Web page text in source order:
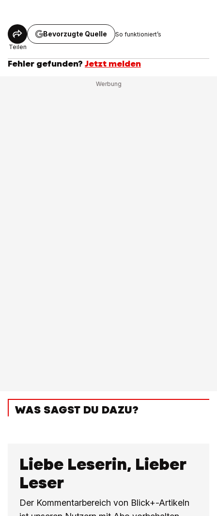
Teilen
Bevorzugte Quelle So funktioniert’s
Fehler gefunden? Jetzt melden
WAS SAGST DU DAZU?
Liebe Leserin, Lieber
Leser
Der Kommentarbereich von Blick+-Artikeln